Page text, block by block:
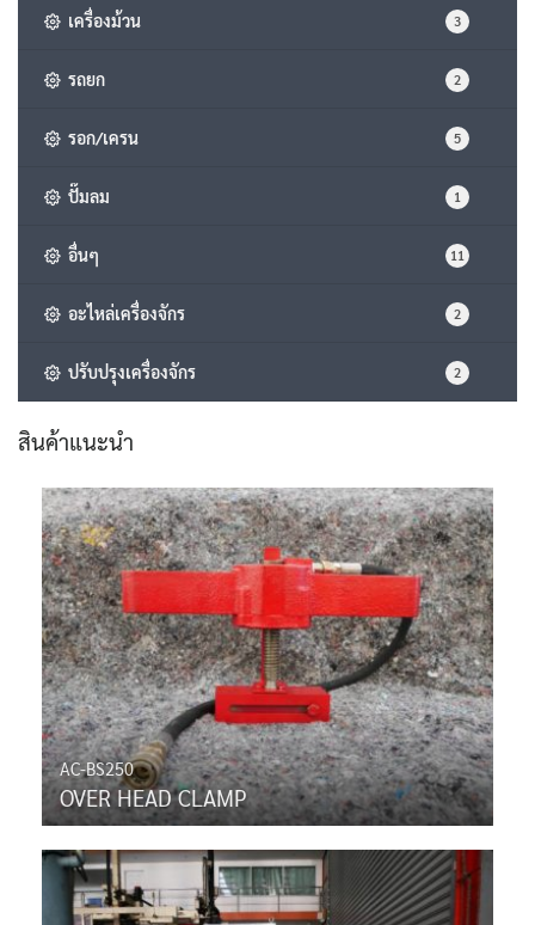
เครื่องม้วน 3
รถยก 2
รอก/เครน 5
ปั๊มลม 1
อื่นๆ 11
อะไหล่เครื่องจักร 2
ปรับปรุงเครื่องจักร 2
สินค้าแนะนำ
AC-BS250
OVER HEAD CLAMP